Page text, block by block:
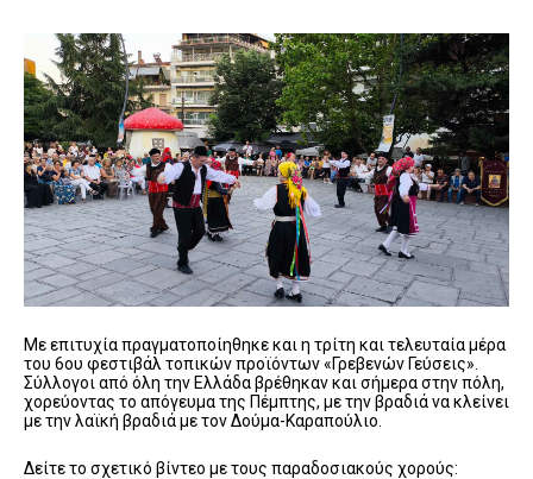
Με επιτυχία πραγματοποίηθηκε και η τρίτη και τελευταία μέρα
του 6ου φεστιβάλ τοπικών προϊόντων «Γρεβενών Γεύσεις».
Σύλλογοι από όλη την Ελλάδα βρέθηκαν και σήμερα στην πόλη,
χορεύοντας το απόγευμα της Πέμπτης, με την βραδιά να κλείνει
με την λαϊκή βραδιά με τον Δούμα-Καραπούλιο.
Δείτε το σχετικό βίντεο με τους παραδοσιακούς χορούς: